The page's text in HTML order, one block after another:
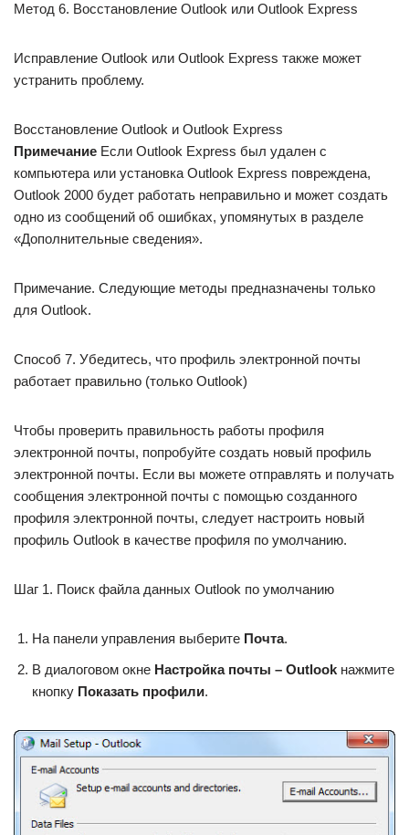
Метод 6. Восстановление Outlook или Outlook Express
Исправление Outlook или Outlook Express также может
устранить проблему.
Восстановление Outlook и Outlook Express
Примечание Если Outlook Express был удален с
компьютера или установка Outlook Express повреждена,
Outlook 2000 будет работать неправильно и может создать
одно из сообщений об ошибках, упомянутых в разделе
«Дополнительные сведения».
Примечание. Следующие методы предназначены только
для Outlook.
Способ 7. Убедитесь, что профиль электронной почты
работает правильно (только Outlook)
Чтобы проверить правильность работы профиля
электронной почты, попробуйте создать новый профиль
электронной почты. Если вы можете отправлять и получать
сообщения электронной почты с помощью созданного
профиля электронной почты, следует настроить новый
профиль Outlook в качестве профиля по умолчанию.
Шаг 1. Поиск файла данных Outlook по умолчанию
На панели управления выберите Почта.
В диалоговом окне Настройка почты – Outlook нажмите
кнопку Показать профили.